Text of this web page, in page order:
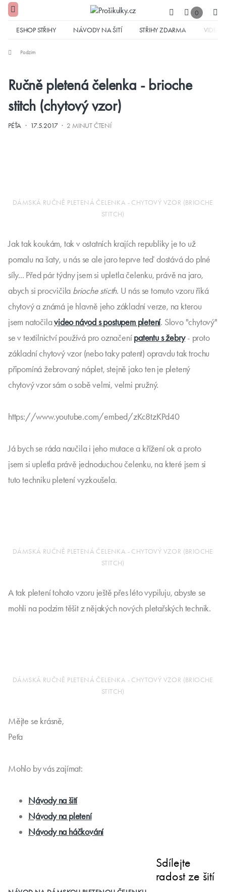
0
ESHOP STŘIHY NÁVODY NA ŠITÍ STŘIHY ZDARMA VIDEA
Podzim
Ručně pletená čelenka - brioche
stitch (chytový vzor)
PÉŤA · 17.5.2017· 2 MINUT ČTENÍ
DÁMSKÁ RUČNĚ PLETENÁ ČELENKA - CHYTOVÝ VZOR (BRIOCHE
STITCH)
Jak tak koukám, tak v ostatních krajích republiky je to už
pomalu na šaty, u nás se ale jaro teprve teď dostává do plné
síly... Před pár týdny jsem si upletla čelenku, právě na jaro,
abych si procvičila brioche sticth. U nás se tomuto vzoru říká
chytový a známá je hlavně jeho základní verze, na kterou
jsem natočilavideo návod s postupem pletení. Slovo "chytový"
se v textilnictví používá pro označenípatentu s žebry- proto
základní chytový vzor (nebo taky patent) opravdu tak trochu
připomíná žebrovaný náplet, stejně jako ten je pletený
chytový vzor sám o sobě velmi, velmi pružný.
https://www.youtube.com/embed/zKc8tzKPd40
Já bych se ráda naučila i jeho mutace a křížení ok a proto
jsem si upletla právě jednoduchou čelenku, na které jsem si
tuto techniku pletení vyzkoušela.
DÁMSKÁ RUČNĚ PLETENÁ ČELENKA - CHYTOVÝ VZOR (BRIOCHE
STITCH)
A tak pletení tohoto vzoru ještě přes léto vypiluju, abyste se
mohli na podzim těšit z nějakých nových pletařských technik.
DÁMSKÁ RUČNĚ PLETENÁ ČELENKA - CHYTOVÝ VZOR (BRIOCHE
STITCH)
Mějte se krásně,
Peťa
Mohlo by vás zajímat:
Návody na šití
Návody na pletení
Návody na háčkování
Sdílejte
radost ze šití